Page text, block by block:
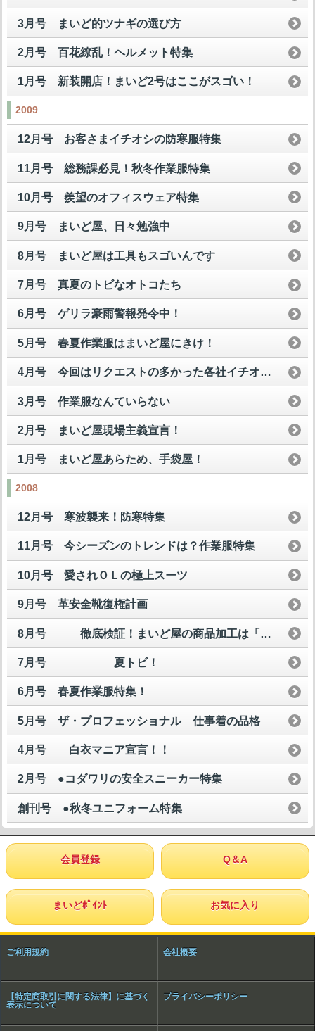
3月号 まいど的ツナギの選び方
2月号 百花繚乱！ヘルメット特集
1月号 新装開店！まいど2号はここがスゴい！
2009
12月号 お客さまイチオシの防寒服特集
11月号 総務課必見！秋冬作業服特集
10月号 羨望のオフィスウェア特集
9月号 まいど屋、日々勉強中
8月号 まいど屋は工具もスゴいんです
7月号 真夏のトビなオトコたち
6月号 ゲリラ豪雨警報発令中！
5月号 春夏作業服はまいど屋にきけ！
4月号 今回はリクエストの多かった各社イチオシ安全スニーカーを一挙公開して魅せますスペシャル！
3月号 作業服なんていらない
2月号 まいど屋現場主義宣言！
1月号 まいど屋あらため、手袋屋！
2008
12月号 寒波襲来！防寒特集
11月号 今シーズンのトレンドは？作業服特集
10月号 愛されＯＬの極上スーツ
9月号 革安全靴復権計画
8月号 徹底検証！まいど屋の商品加工は「買い」なのか？
7月号 夏トビ！
6月号 春夏作業服特集！
5月号 ザ・プロフェッショナル 仕事着の品格
4月号 白衣マニア宣言！！
2月号 ●コダワリの安全スニーカー特集
創刊号 ●秋冬ユニフォーム特集
会員登録 Q＆A
まいどﾎﾟｲﾝﾄ お気に入り
ご利用規約 会社概要
【特定商取引に関する法律】に基づく
表示について
プライバシーポリシー